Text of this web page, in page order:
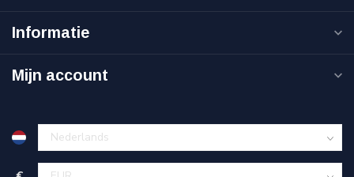
Informatie
Mijn account